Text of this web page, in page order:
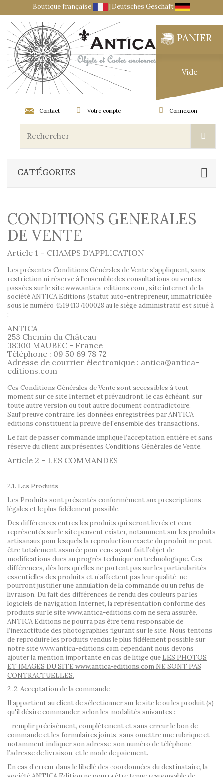
Boutique française | Deutsches Geschäft
PANIER
Vide
Connexion
Votre compte
Contact
CATÉGORIES
CONDITIONS GENERALES
DE VENTE
Article 1 – CHAMPS D’APPLICATION
Les présentes Conditions Générales de Vente s'appliquent, sans
restriction ni réserve à l'ensemble des consultations ou ventes
passées sur le site www.antica-editions.com , site internet de la
société ANTICA Editions (statut auto-entrepreneur, immatriculée
sous le numéro 45194137100028 au le siège administratif est situé à
:
ANTICA
253 Chemin du Château
38300 MAUBEC - France
Téléphone : 09 50 69 78 72
Adresse de courrier électronique : antica@antica-
editions.com
Ces Conditions Générales de Vente sont accessibles à tout
moment sur ce site Internet et prévaudront, le cas échéant, sur
toute autre version ou tout autre document contradictoire.
Sauf preuve contraire, les données enregistrées par ANTICA
editions constituent la preuve de l'ensemble des transactions.
Le fait de passer commande implique l’acceptation entière et sans
réserve du client aux présentes Conditions Générales de Vente.
Article 2 – LES COMMANDES
2.1. Les Produits
Les Produits sont présentés conformément aux prescriptions
légales et le plus fidèlement possible.
Des différences entres les produits qui seront livrés et ceux
représentés sur le site peuvent exister, notamment sur les produits
artisanaux pour lesquels la reproduction exacte du produit ne peut
être totalement assurée pour ceux ayant fait l’objet de
modifications dues au progrès technique ou technologique. Ces
différences, dès lors qu’elles ne portent pas sur les particularités
essentielles des produits et n’affectent pas leur qualité, ne
pourront justifier une annulation de la commande ou un refus de
livraison. Du fait des différences de rendu des couleurs par les
logiciels de navigation Internet, la représentation conforme des
produits sur le site www.antica-editions.com ne sera assurée.
ANTICA Editions ne pourra pas être tenu responsable de
l’inexactitude des photographies figurant sur le site. Nous tentons
de reproduire les produits vendus le plus fidèlement possible sur
notre site www.antica-editions.com cependant nous devons
ajouter la mention importante en cas de litige que LES PHOTOS
ET IMAGES DU SITE www.antica-editions.com NE SONT PAS
CONTRACTUELLES.
2 .2. Acceptation de la commande
Il appartient au client de sélectionner sur le site le ou les produit (s)
qu'il désire commander, selon les modalités suivantes :
- remplir précisément, complètement et sans erreur le bon de
commande et les formulaires joints, sans omettre une rubrique et
notamment indiquer son adresse, son numéro de téléphone,
l’adresse de livraison, et le mode de paiement.
En cas d’erreur dans le libellé des coordonnées du destinataire, la